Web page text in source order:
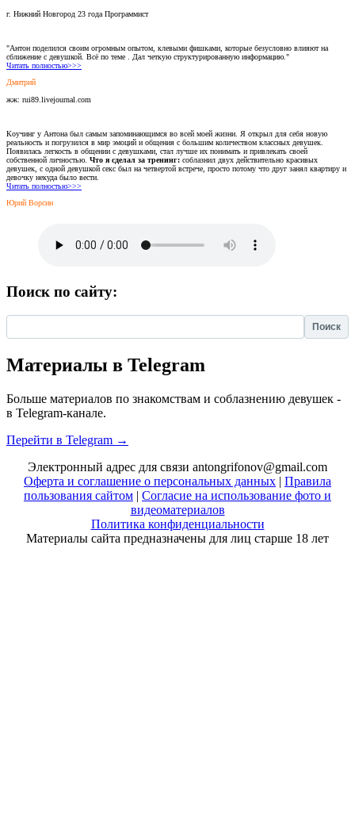
г. Нижний Новгород 23 года Программист
"Антон поделился своим огромным опытом, клевыми фишками, которые безусловно влияют на
сближение с девушкой. Всё по теме . Дал четкую структурированную информацию."
Читать полностью>>>
Дмитрий
жж: rui89.livejournal.com
Коучинг у Антона был самым запоминающимся во всей моей жизни. Я открыл для себя новую
реальность и погрузился в мир эмоций и общения с большим количеством классных девушек.
Появилась легкость в общении с девушками, стал лучше их понимать и привлекать своей
собственной личностью. Что я сделал за тренинг: соблазнил двух действительно красивых
девушек, с одной девушкой секс был на четвертой встрече, просто потому что друг занял квартиру и
девочку некуда было вести.
Читать полностью>>>
Юрий Ворсин
Поиск по сайту:
Материалы в Telegram
Больше материалов по знакомствам и соблазнению девушек -
в Telegram-канале.
Перейти в Telegram →
Электронный адрес для связи antongrifonov@gmail.com
Оферта и соглашение о персональных данных | Правила
пользования сайтом | Согласие на использование фото и
видеоматериалов
Политика конфиденциальности
Материалы сайта предназначены для лиц старше 18 лет